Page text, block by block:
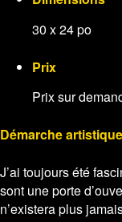
30 x 24 po
Prix
Prix sur
Démarche artistique
J’ai toujours été
sont une porte
n’existera plus